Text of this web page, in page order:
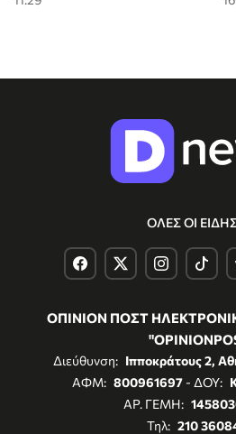
ΟΛΕΣ ΟΙ
ΟΠΙΝΙΟΝ ΠΟΣΤ
Διεύθυνση: Ιπποκράτους 2,
ΑΦΜ: 800961697- ΔΟΥ:
ΑΡ. ΓΕΜΗ:
Τηλ: 210